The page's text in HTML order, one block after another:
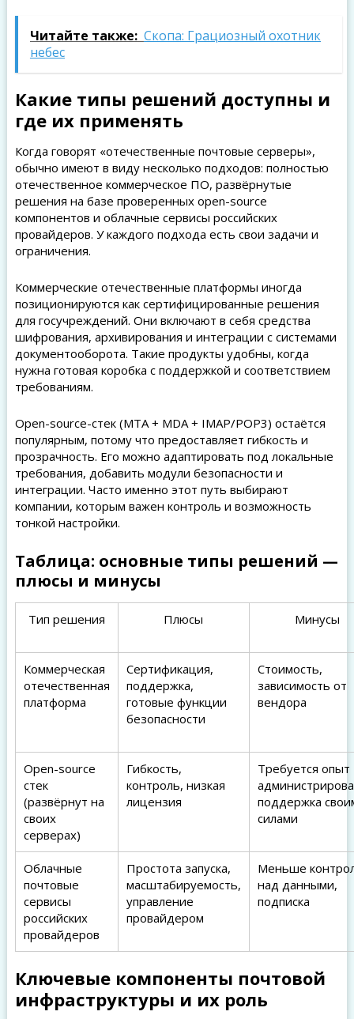
Читайте также: Скопа: Грациозный охотник
небес
Какие типы решений доступны и
где их применять
Когда говорят «отечественные почтовые серверы»,
обычно имеют в виду несколько подходов: полностью
отечественное коммерческое ПО, развёрнутые
решения на базе проверенных open-source
компонентов и облачные сервисы российских
провайдеров. У каждого подхода есть свои задачи и
ограничения.
Коммерческие отечественные платформы иногда
позиционируются как сертифицированные решения
для госучреждений. Они включают в себя средства
шифрования, архивирования и интеграции с системами
документооборота. Такие продукты удобны, когда
нужна готовая коробка с поддержкой и соответствием
требованиям.
Open-source-стек (MTA + MDA + IMAP/POP3) остаётся
популярным, потому что предоставляет гибкость и
прозрачность. Его можно адаптировать под локальные
требования, добавить модули безопасности и
интеграции. Часто именно этот путь выбирают
компании, которым важен контроль и возможность
тонкой настройки.
Таблица: основные типы решений —
плюсы и минусы
Тип решения Плюсы Минусы
Коммерческая
отечественная
платформа
Сертификация,
поддержка,
готовые функции
безопасности
Стоимость,
зависимость от
вендора
Open-source
стек
(развёрнут на
своих
серверах)
Гибкость,
контроль, низкая
лицензия
Требуется опыт
поддержка
силами
Облачные
почтовые
сервисы
российских
провайдеров
Простота запуска,
масштабируемость,
управление
провайдером
Меньше
над данными,
подписка
Ключевые компоненты почтовой
инфраструктуры и их роль